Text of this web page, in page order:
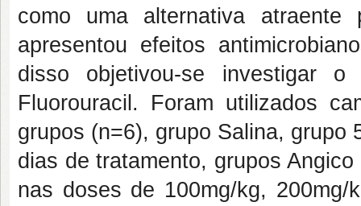
como uma alternativa
apresentou efeitos
disso objetivou-se investigar
Fluorouracil. Foram utilizados
grupos (n=6), grupo Salina, grupo
dias de tratamento, grupos
nas doses de 100mg/kg,